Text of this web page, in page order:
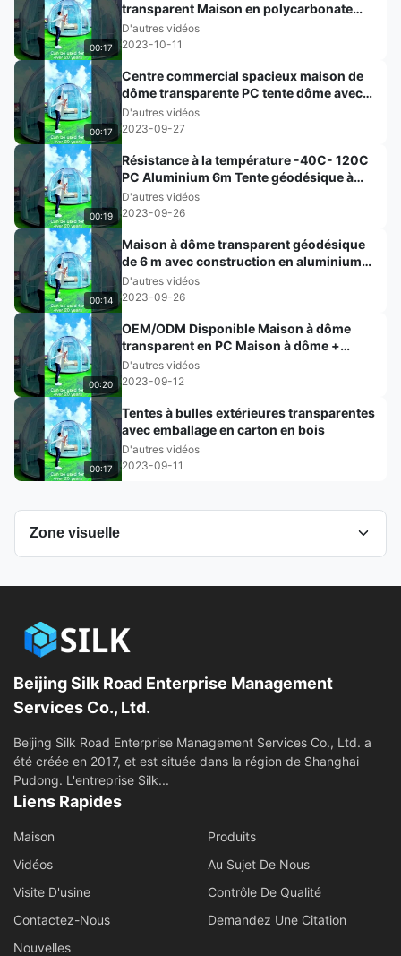
00:17
transparent Maison en polycarbonate
transparent
D'autres vidéos
2023-10-11
00:17
Centre commercial spacieux maison de
dôme transparente PC tente dôme avec
cadre en aluminium
D'autres vidéos
2023-09-27
00:19
Résistance à la température -40C- 120C
PC Aluminium 6m Tente géodésique à
dôme clair
D'autres vidéos
2023-09-26
00:14
Maison à dôme transparent géodésique
de 6 m avec construction en aluminium
PC
D'autres vidéos
2023-09-26
00:20
OEM/ODM Disponible Maison à dôme
transparent en PC Maison à dôme +
aluminium
D'autres vidéos
2023-09-12
00:17
Tentes à bulles extérieures transparentes
avec emballage en carton en bois
D'autres vidéos
2023-09-11
Zone visuelle
Beijing Silk Road Enterprise Management
Services Co., Ltd.
Beijing Silk Road Enterprise Management Services Co., Ltd. a
été créée en 2017, et est située dans la région de Shanghai
Pudong. L'entreprise Silk...
Liens Rapides
Maison
Produits
Vidéos
Au Sujet De Nous
Visite D'usine
Contrôle De Qualité
Contactez-Nous
Demandez Une Citation
Nouvelles